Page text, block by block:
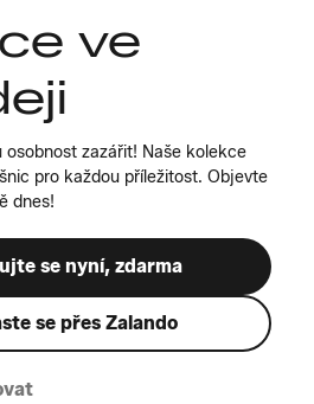
ve
osobnost zazářit! Naše kolekce
pro každou příležitost. Objevte
dnes!
se nyní, zdarma
se přes Zalando